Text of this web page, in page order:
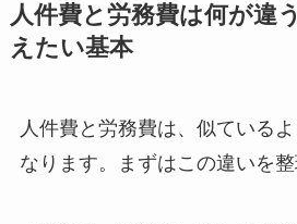
人件費と労務費は何が違
えたい基本
人件費と労務費は、似ている
なります。まずはこの違いを整